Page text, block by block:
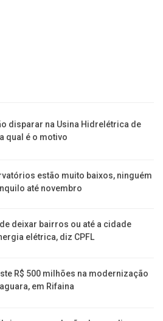
disparar na Usina Hidrelétrica de
qual é o motivo
estão muito baixos, ninguém
até novembro
deixar bairros ou até a cidade
elétrica, diz CPFL
R$ 500 milhões na modernização
em Rifaina